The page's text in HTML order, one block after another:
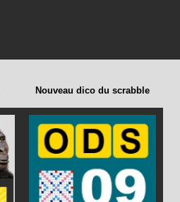
Nouveau dico du scrabble